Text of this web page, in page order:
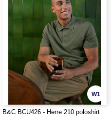
W1
B&C BCU426 - Herre 210 poloshirt